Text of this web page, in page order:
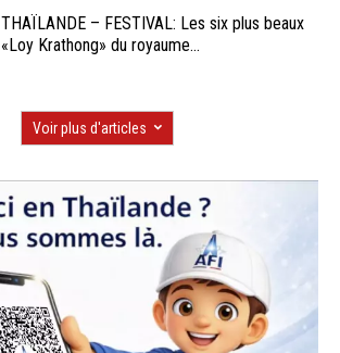
THAÏLANDE – FESTIVAL: Les six plus beaux
«Loy Krathong» du royaume...
Voir plus d'articles